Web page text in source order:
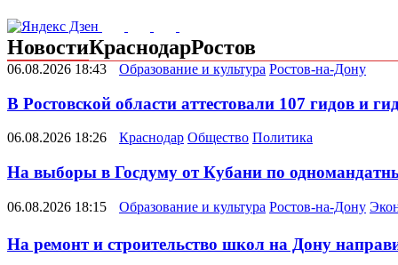
НовостиКраснодарРостов
06.08.2026 18:43 Образование и культура Ростов-на-Дону
В Ростовской области аттестовали 107 гидов и
06.08.2026 18:26 Краснодар Общество Политика
На выборы в Госдуму от Кубани по
06.08.2026 18:15 Образование и культура Ростов-на-Дону
На ремонт и строительство школ на Дону